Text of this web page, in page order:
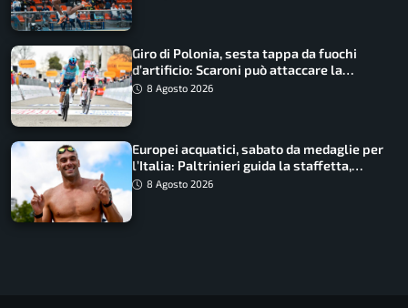
Giro di Polonia, sesta tappa da fuochi
d’artificio: Scaroni può attaccare la
maglia di Lemmen
8 Agosto 2026
Europei acquatici, sabato da medaglie per
l’Italia: Paltrinieri guida la staffetta,
Barnabà sogna l’oro dalle grandi altezze
8 Agosto 2026